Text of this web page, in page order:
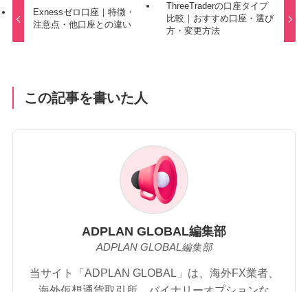
Exnessゼロ口座｜特徴・
注意点・他口座との違い
ThreeTraderの口座タイプ
比較｜おすすめ口座・選び
方・変更方法
この記事を書いた人
ADPLAN GLOBAL編集部
ADPLAN GLOBAL編集部
当サイト「ADPLAN GLOBAL」は、海外FX業者、